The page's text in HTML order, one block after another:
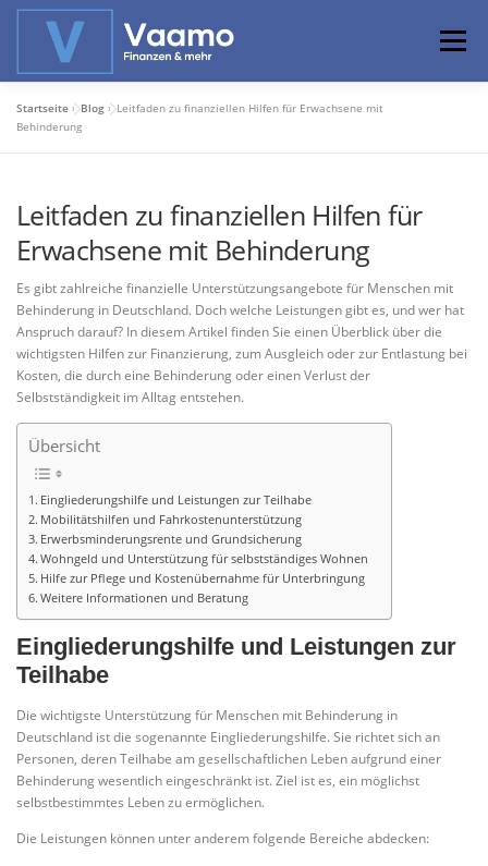
Zum
Menü
ABOUT
PROFIWISSEN ALTERSVORSORGE
PRIVATIER WERDEN
Startseite »Blog »Leitfaden zu finanziellen Hilfen für Erwachsene mit
Behinderung
Leitfaden zu finanziellen Hilfen für
Erwachsene mit Behinderung
Es gibt zahlreiche finanzielle Unterstützungsangebote für Menschen mit
Behinderung in Deutschland. Doch welche Leistungen gibt es, und wer hat
Anspruch darauf? In diesem Artikel finden Sie einen Überblick über die
wichtigsten Hilfen zur Finanzierung, zum Ausgleich oder zur Entlastung bei
Kosten, die durch eine Behinderung oder einen Verlust der
Selbstständigkeit im Alltag entstehen.
Übersicht
Eingliederungshilfe und Leistungen zur Teilhabe
Mobilitätshilfen und Fahrkostenunterstützung
Erwerbsminderungsrente und Grundsicherung
Wohngeld und Unterstützung für selbstständiges Wohnen
Hilfe zur Pflege und Kostenübernahme für Unterbringung
Weitere Informationen und Beratung
Eingliederungshilfe und Leistungen zur
Teilhabe
Die wichtigste Unterstützung für Menschen mit Behinderung in
Deutschland ist die sogenannte Eingliederungshilfe. Sie richtet sich an
Personen, deren Teilhabe am gesellschaftlichen Leben aufgrund einer
Behinderung wesentlich eingeschränkt ist. Ziel ist es, ein möglichst
selbstbestimmtes Leben zu ermöglichen.
Die Leistungen können unter anderem folgende Bereiche abdecken: